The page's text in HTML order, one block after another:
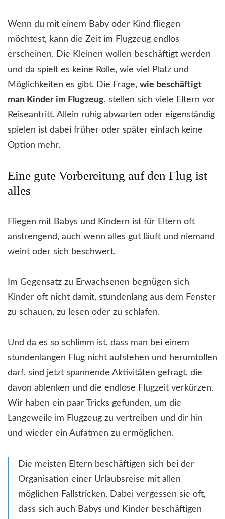
Wenn du mit einem Baby oder Kind fliegen
möchtest, kann die Zeit im Flugzeug endlos
erscheinen. Die Kleinen wollen beschäftigt werden
und da spielt es keine Rolle, wie viel Platz und
Möglichkeiten es gibt. Die Frage, wie beschäftigt
man Kinder im Flugzeug, stellen sich viele Eltern vor
Reiseantritt. Allein ruhig abwarten oder eigenständig
spielen ist dabei früher oder später einfach keine
Option mehr.
Eine gute Vorbereitung auf den Flug ist
alles
Fliegen mit Babys und Kindern ist für Eltern oft
anstrengend, auch wenn alles gut läuft und niemand
weint oder sich beschwert.
Im Gegensatz zu Erwachsenen begnügen sich
Kinder oft nicht damit, stundenlang aus dem Fenster
zu schauen, zu lesen oder zu schlafen.
Und da es so schlimm ist, dass man bei einem
stundenlangen Flug nicht aufstehen und herumtollen
darf, sind jetzt spannende Aktivitäten gefragt, die
davon ablenken und die endlose Flugzeit verkürzen.
Wir haben ein paar Tricks gefunden, um die
Langeweile im Flugzeug zu vertreiben und dir hin
und wieder ein Aufatmen zu ermöglichen.
Die meisten Eltern beschäftigen sich bei der
Organisation einer Urlaubsreise mit allen
möglichen Fallstricken. Dabei vergessen sie oft,
dass sich auch Babys und Kinder beschäftigen